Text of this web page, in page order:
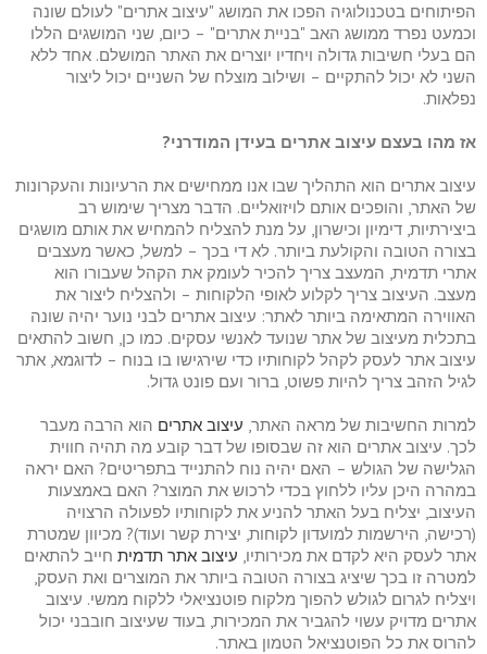
הפיתוחים בטכנולוגיה הפכו את המושג "עיצוב אתרים" לעולם שונה
וכמעט נפרד ממושג האב "בניית אתרים" – כיום, שני המושגים הללו
הם בעלי חשיבות גדולה ויחדיו יוצרים את האתר המושלם. אחד ללא
השני לא יכול להתקיים – ושילוב מוצלח של השניים יכול ליצור
נפלאות.
אז מהו בעצם עיצוב אתרים בעידן המודרני?
עיצוב אתרים הוא התהליך שבו אנו ממחישים את הרעיונות והעקרונות
של האתר, והופכים אותם לויזואליים. הדבר מצריך שימוש רב
ביצירתיות, דימיון וכישרון, על מנת להצליח להמחיש את אותם מושגים
בצורה הטובה והקולעת ביותר. לא די בכך – למשל, כאשר מעצבים
אתרי תדמית, המעצב צריך להכיר לעומק את הקהל שעבורו הוא
מעצב. העיצוב צריך לקלוע לאופי הלקוחות – ולהצליח ליצור את
האווירה המתאימה ביותר לאתר: עיצוב אתרים לבני נוער יהיה שונה
בתכלית מעיצוב של אתר שנועד לאנשי עסקים. כמו כן, חשוב להתאים
עיצוב אתר לעסק לקהל לקוחותיו כדי שירגישו בו בנוח – לדוגמא, אתר
לגיל הזהב צריך להיות פשוט, ברור ועם פונט גדול.
למרות החשיבות של מראה האתר, עיצוב אתרים הוא הרבה מעבר
לכך. עיצוב אתרים הוא זה שבסופו של דבר קובע מה תהיה חווית
הגלישה של הגולש – האם יהיה נוח להתנייד בתפריטים? האם יראה
במהרה היכן עליו ללחוץ בכדי לרכוש את המוצר? האם באמצעות
העיצוב, יצליח בעל האתר להניע את לקוחותיו לפעולה הרצויה
(רכישה, הירשמות למועדון לקוחות, יצירת קשר ועוד)? מכיוון שמטרת
אתר לעסק היא לקדם את מכירותיו, עיצוב אתר תדמיתחייב להתאים
למטרה זו בכך שיציג בצורה הטובה ביותר את המוצרים ואת העסק,
ויצליח לגרום לגולש להפוך מלקוח פוטנציאלי ללקוח ממשי. עיצוב
אתרים מדויק עשוי להגביר את המכירות, בעוד שעיצוב חובבני יכול
להרוס את כל הפוטנציאל הטמון באתר.